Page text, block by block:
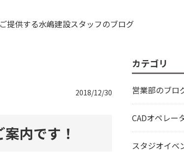
提供する水嶋建設スタッフのブログ
2018/12/30
内です！
カテゴリ
営業部のブロ
CADオペレー
スタジオイベ